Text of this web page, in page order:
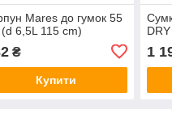
Mares до гумок 55
6,5L 115 cm)
₴
Купити
1